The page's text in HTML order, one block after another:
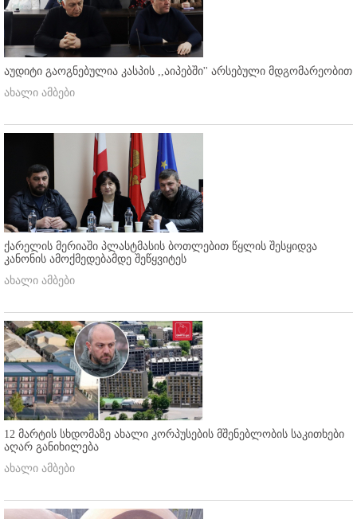
აუდიტი გაოგნებულია კასპის ,,აიპებში'' არსებული მდგომარეობით
ახალი ამბები
ქარელის მერიაში პლასტმასის ბოთლებით წყლის შესყიდვა
კანონის ამოქმედებამდე შეწყვიტეს
ახალი ამბები
12 მარტის სხდომაზე ახალი კორპუსების მშენებლობის საკითხები
აღარ განიხილება
ახალი ამბები